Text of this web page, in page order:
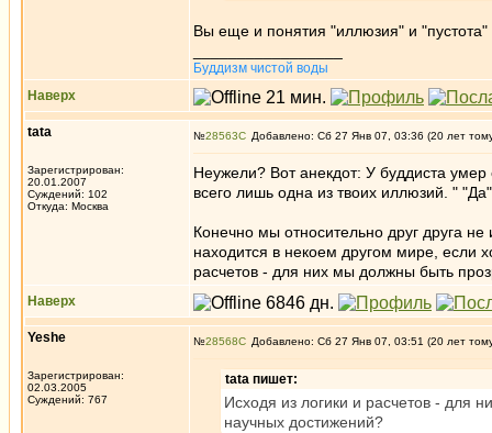
Вы еще и понятия "иллюзия" и
Буддизм чистой воды
Наверх
tata
Зарегистрирован:
20.01.2007
Суждений: 102
Откуда: Москва
№28563 Добавлено: Сб 27 Янв 07, 03:36 (20 лет
Неужели? Вот анекдот: У буддиста умер
всего лишь одна из твоих иллюзий. "
Конечно мы относительно друг друга
находится в некоем другом мире, если
расчетов - для них мы должны быть
Наверх
Yeshe
Зарегистрирован:
02.03.2005
Суждений: 767
№28568 Добавлено: Сб 27 Янв 07, 03:51 (20 лет
tata пишет:
Исходя из логики и расчетов - для
научных достижений?